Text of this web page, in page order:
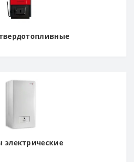
электрические